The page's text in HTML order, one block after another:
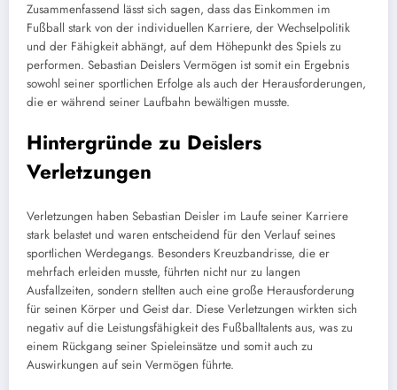
Zusammenfassend lässt sich sagen, dass das Einkommen im
Fußball stark von der individuellen Karriere, der Wechselpolitik
und der Fähigkeit abhängt, auf dem Höhepunkt des Spiels zu
performen. Sebastian Deislers Vermögen ist somit ein Ergebnis
sowohl seiner sportlichen Erfolge als auch der Herausforderungen,
die er während seiner Laufbahn bewältigen musste.
Hintergründe zu Deislers
Verletzungen
Verletzungen haben Sebastian Deisler im Laufe seiner Karriere
stark belastet und waren entscheidend für den Verlauf seines
sportlichen Werdegangs. Besonders Kreuzbandrisse, die er
mehrfach erleiden musste, führten nicht nur zu langen
Ausfallzeiten, sondern stellten auch eine große Herausforderung
für seinen Körper und Geist dar. Diese Verletzungen wirkten sich
negativ auf die Leistungsfähigkeit des Fußballtalents aus, was zu
einem Rückgang seiner Spieleinsätze und somit auch zu
Auswirkungen auf sein Vermögen führte.